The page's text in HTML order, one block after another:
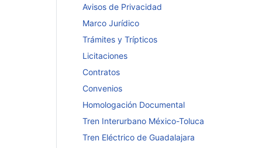
Avisos de Privacidad
Marco Jurídico
Trámites y Trípticos
Licitaciones
Contratos
Convenios
Homologación Documental
Tren Interurbano México-Toluca
Tren Eléctrico de Guadalajara